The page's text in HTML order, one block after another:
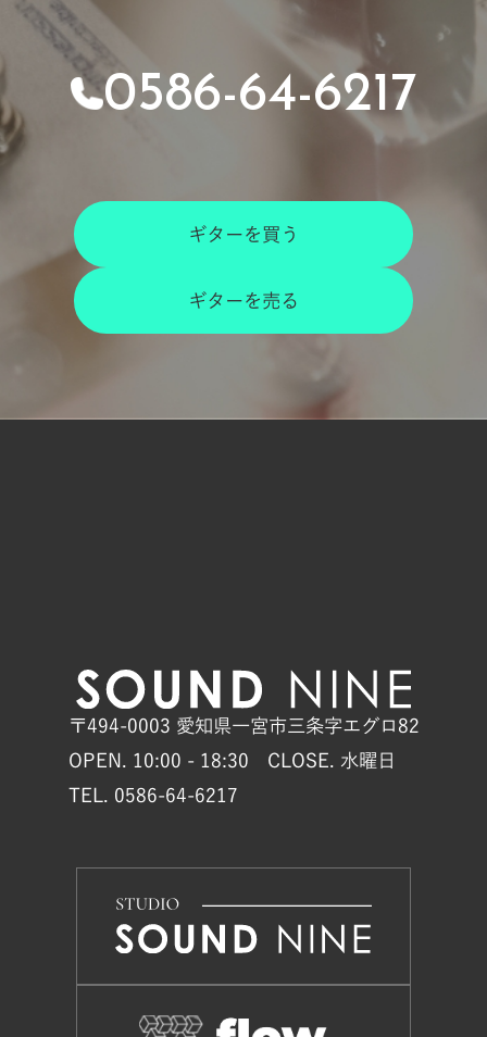
0586-64-6217
ギターを買う
ギターを売る
〒494-0003 愛知県一宮市三条字エグロ82
OPEN. 10:00 - 18:30 CLOSE. 水曜日
TEL. 0586-64-6217